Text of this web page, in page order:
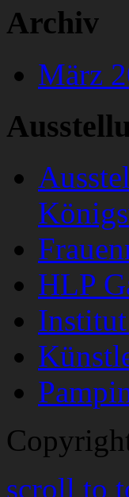
Archiv
März
HLP
scroll to